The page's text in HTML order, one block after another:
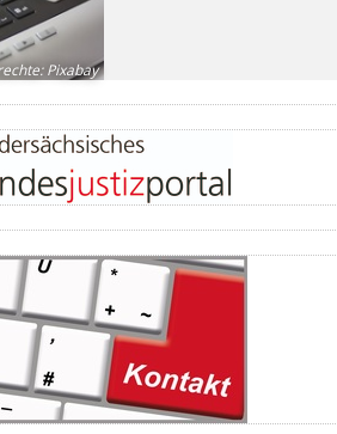
:Pixabay